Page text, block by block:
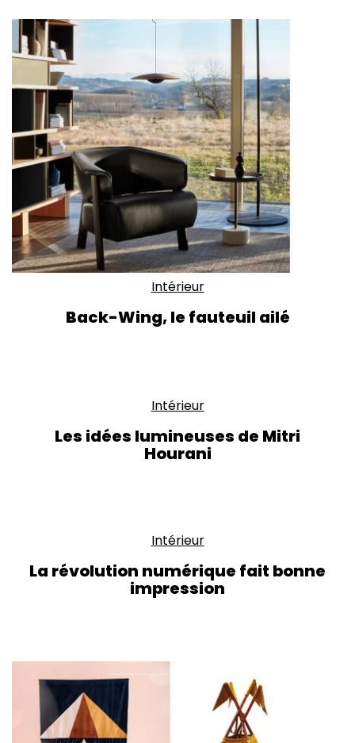
Intérieur
Back-Wing, le fauteuil ailé
Intérieur
Les idées lumineuses de Mitri
Hourani
Intérieur
La révolution numérique fait bonne
impression